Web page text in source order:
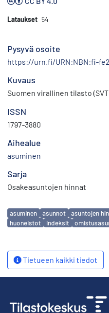
Lataukset 54
Pysyvä osoite
https://urn.fi/URN:NBN:fi-
Kuvaus
Suomen virallinen tilasto
ISSN
1797-3880
Aihealue
asuminen
Sarja
Osakeasuntojen hinnat
Avainsanat
asuminen asunnot asuntojen
huoneistot
indeksit
Tietueen kaikki tiedot